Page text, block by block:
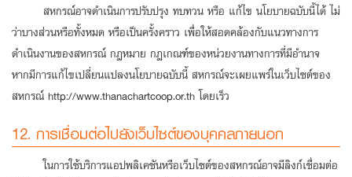
สหกรณ์อาจดำเนินการปรับปรุง ทบทวน หรือ แก้ไข นโยบายฉบับนี้ได้ ไม่
ว่าบางส่วนหรือทั้งหมด หรือเป็นครั้งคราว เพื่อให้สอดคล้องกับแนวทางการ
ดำเนินงานของสหกรณ์ กฎหมาย กฎเกณฑ์ของหน่วยงานทางการที่มีอำนาจ
หากมีการแก้ไขเปลี่ยนแปลงนโยบายฉบับนี้ สหกรณ์จะเผยแพร่ในเว็บไซต์ของ
สหกรณ์ http://www.thanachartcoop.or.th โดยเร็ว
12. การเชื่อมต่อไปยังเว็บไซต์ของบุคคลภายนอก
ในการใช้บริการแอปพลิเคชันหรือเว็บไซต์ของสหกรณ์อาจมีลิงก์เชื่อมต่อ